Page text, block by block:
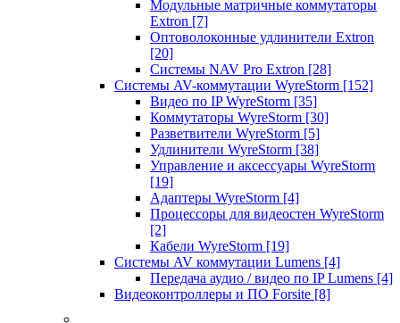
Модульные матричные коммутаторы
Extron [7]
Оптоволоконные удлинители Extron
[20]
Системы NAV Pro Extron [28]
Системы AV-коммутации WyreStorm [152]
Видео по IP WyreStorm [35]
Коммутаторы WyreStorm [30]
Разветвители WyreStorm [5]
Удлинители WyreStorm [38]
Управление и аксессуары WyreStorm
[19]
Адаптеры WyreStorm [4]
Процессоры для видеостен WyreStorm
[2]
Кабели WyreStorm [19]
Системы AV коммутации Lumens [4]
Передача аудио / видео по IP Lumens [4]
Видеоконтроллеры и ПО Forsite [8]